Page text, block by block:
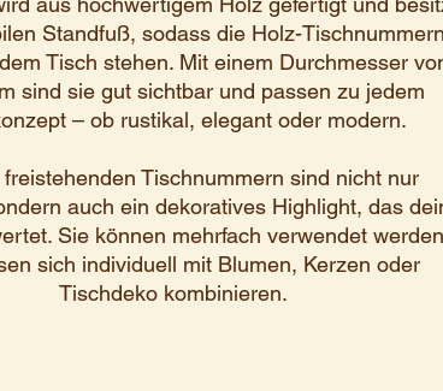
Standfuß, sodass die Holz-
Tisch stehen. Mit einem Durchmesser
sind sie gut sichtbar und passen zu jedem
– ob rustikal, elegant oder modern.
Tischnummern sind nicht nur
auch ein dekoratives Highlight, das
Sie können mehrfach verwendet werden
sich individuell mit Blumen, Kerzen oder
Tischdeko kombinieren.